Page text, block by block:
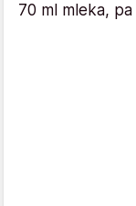
70 ml mleka,